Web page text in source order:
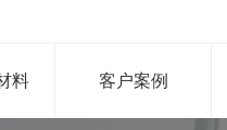
料 客户案例